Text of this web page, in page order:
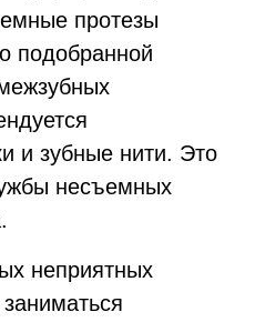
протезы
подобранной
и зубные нити. Это
несъемных
неприятных